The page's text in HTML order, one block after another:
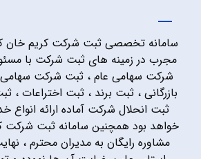
سامانه تخصصی ثبت شرکت کریم خان
مجرب در زمینه های ثبت شرکت با
شرکت سهامی عام ، ثبت شرکت
بازرگانی ، ثبت برند ، ثبت اختراعات ،
ثبت انحلال شرکت آماده ارائه انواع
خواهد بود همچنین سامانه ثبت شرکت
مشاوره رایگان به مدیران محترم ،